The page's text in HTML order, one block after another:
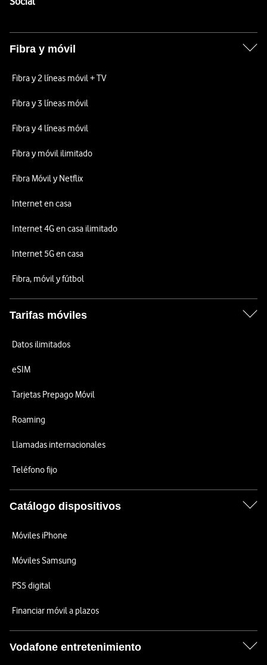
Fibra y móvil
Fibra y 2 líneas móvil + TV
Fibra y 3 líneas móvil
Fibra y 4 líneas móvil
Fibra y móvil ilimitado
Fibra Móvil y Netflix
Internet en casa
Internet 4G en casa ilimitado
Internet 5G en casa
Fibra, móvil y fútbol
Tarifas móviles
Datos ilimitados
eSIM
Tarjetas Prepago Móvil
Roaming
Llamadas internacionales
Teléfono fijo
Catálogo dispositivos
Móviles iPhone
Móviles Samsung
PS5 digital
Financiar móvil a plazos
Vodafone entretenimiento